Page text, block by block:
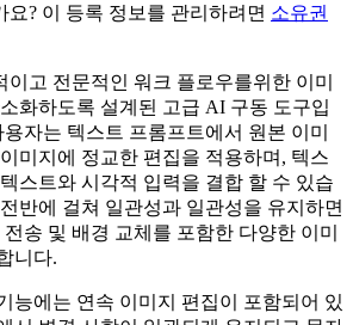
요? 이 등록 정보를 관리하려면 소유권
이고 전문적인 워크 플로우를위한 이미
화하도록 설계된 고급 AI 구동 도구입
자는 텍스트 프롬프트에서 원본 이미
미지에 정교한 편집을 적용하며, 텍스
스트와 시각적 입력을 결합 할 수 있습
반에 걸쳐 일관성과 일관성을 유지하면
송 및 배경 교체를 포함한 다양한 이미
니다.
능에는 연속 이미지 편집이 포함되어 있